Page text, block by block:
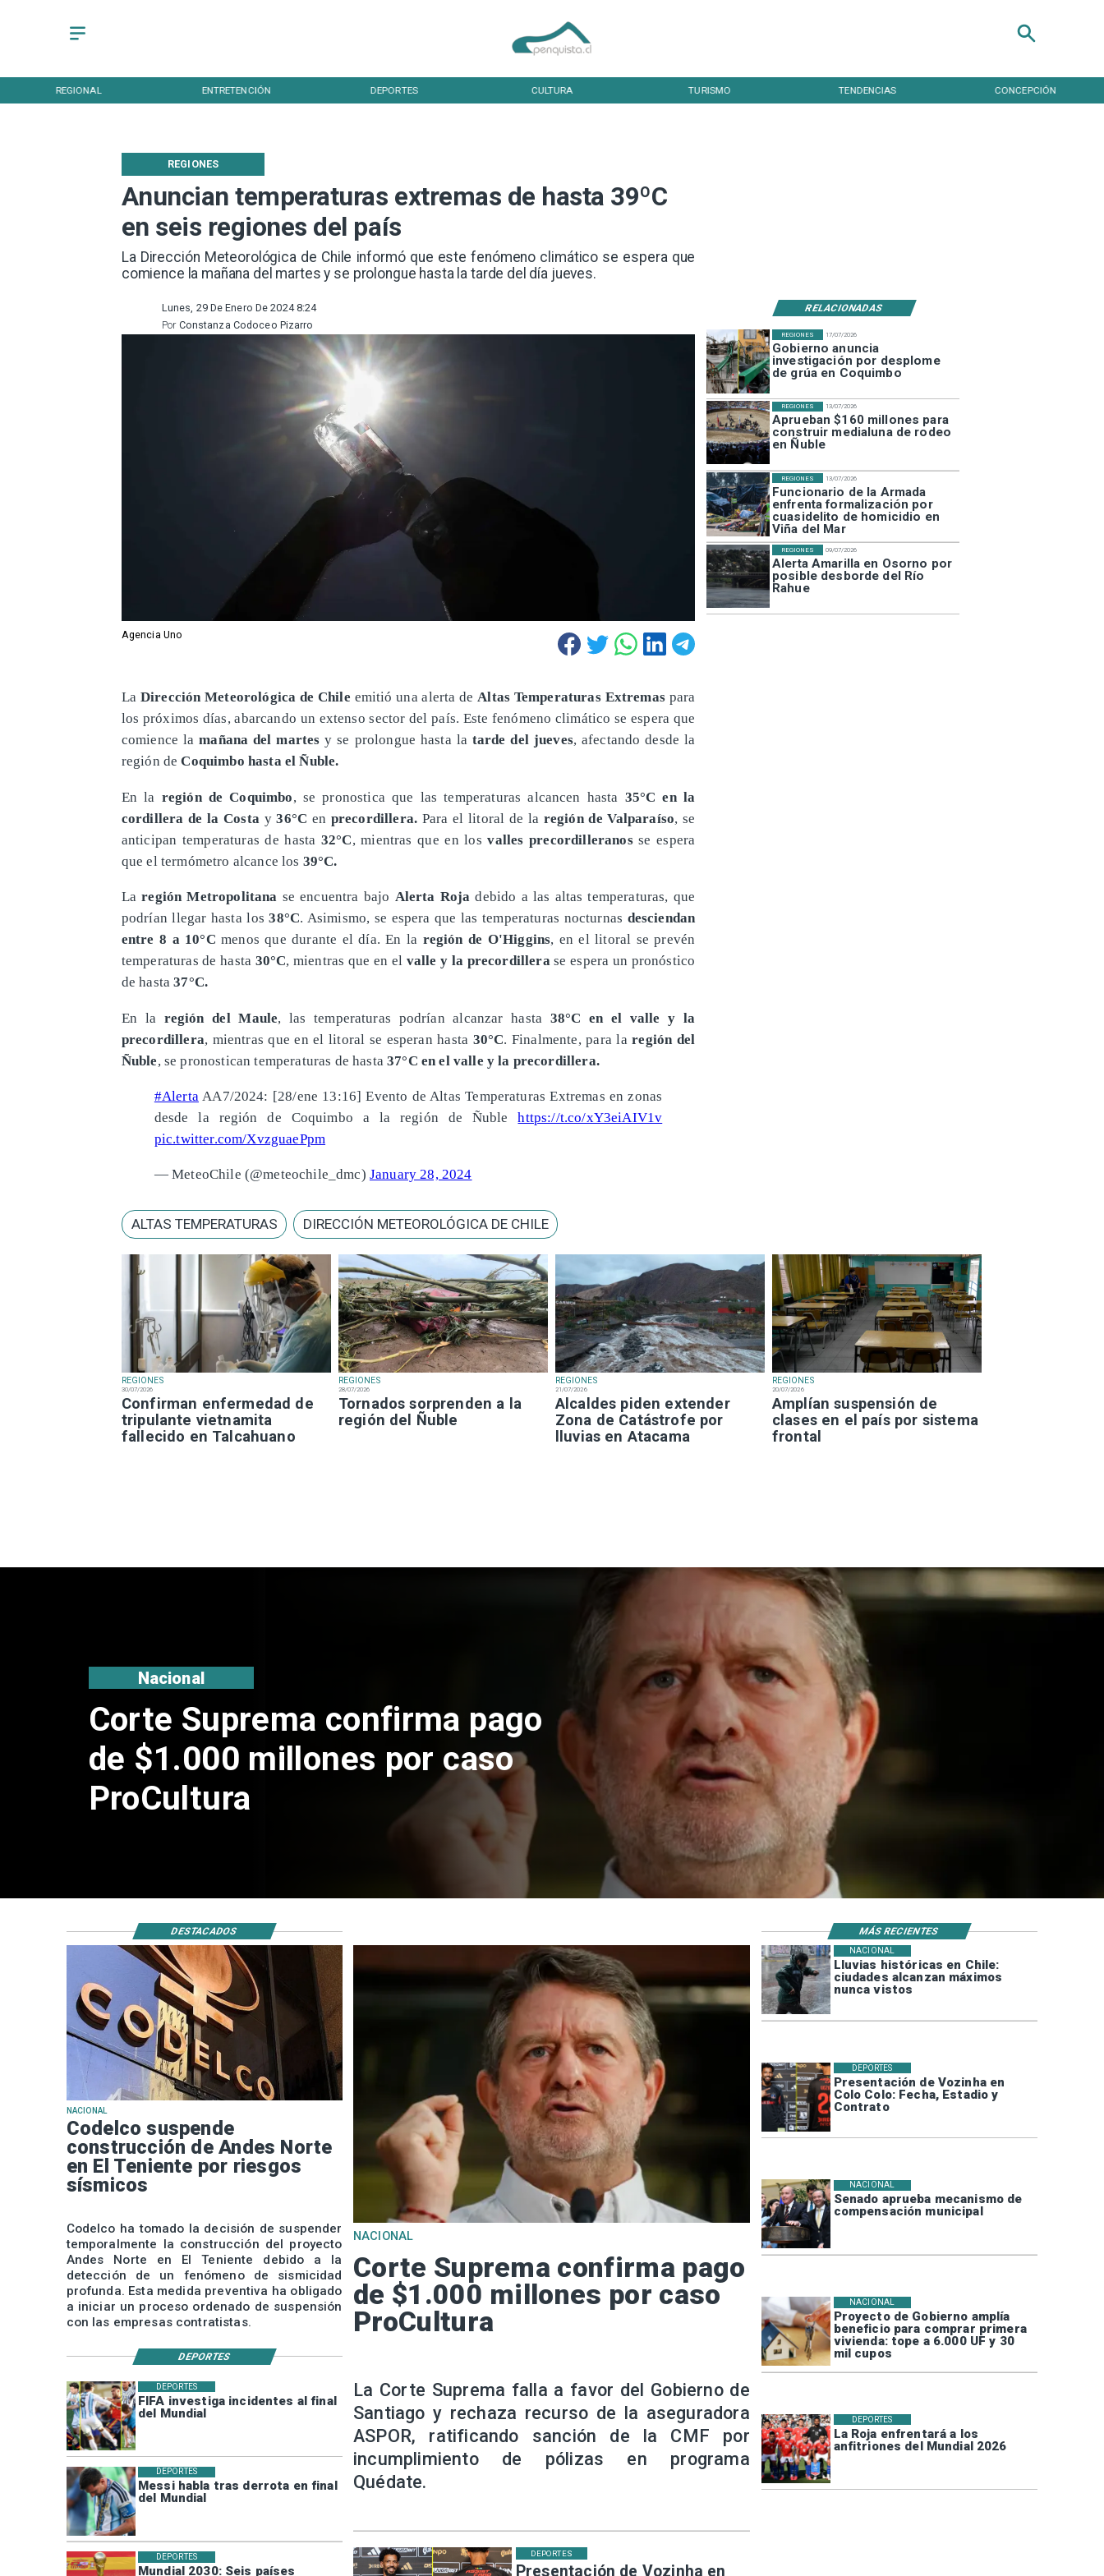
REGIONAL ENTRETENCIÓN DEPORTES CULTURA TURISMO TENDENCIAS CONCEPCIÓN
Anuncian temperaturas extremas de hasta 39ºC
en seis regiones del país
La Dirección Meteorológica de Chile informó que este fenómeno climático se espera que
comience la mañana del martes y se prolongue hasta la tarde del día jueves.
REGIONES
RELACIONADAS
Lunes, 29 De Enero De 2024 8:24
Constanza Codoceo Pizarro
Por
Agencia Uno
REGIONES
30/07/2026
Confirman enfermedad de
tripulante vietnamita
fallecido en Talcahuano
REGIONES
28/07/2026
Tornados sorprenden a la
región del Ñuble
REGIONES
21/07/2026
Alcaldes piden extender
Zona de Catástrofe por
lluvias en Atacama
REGIONES
20/07/2026
Amplían suspensión de
clases en el país por sistema
frontal
17/07/2026
Gobierno anuncia
investigación por desplome
de grúa en Coquimbo
REGIONES
13/07/2026
Aprueban $160 millones para
construir medialuna de rodeo
en Ñuble
REGIONES
13/07/2026
Funcionario de la Armada
enfrenta formalización por
cuasidelito de homicidio en
Viña del Mar
REGIONES
09/07/2026
Alerta Amarilla en Osorno por
posible desborde del Río
Rahue
REGIONES
La Dirección Meteorológica de Chile emitió una alerta deAltas Temperaturas Extremaspara
los próximos días, abarcando un extenso sector del país. Este fenómeno climático se espera que
comience lamañana del martes y se prolongue hasta la tarde del jueves, afectando desde la
región de Coquimbo hasta el Ñuble.
​En la región de Coquimbo, se pronostica que las temperaturas alcancen hasta 35°C en la
cordillera de la Costa y36°C en precordillera. Para el litoral de la región de Valparaíso, se
anticipan temperaturas de hasta 32°C, mientras que en losvalles precordilleranosse espera
que el termómetro alcance los 39°C.
​La región Metropolitana se encuentra bajo Alerta Roja debido a las altas temperaturas, que
podrían llegar hasta los38°C. Asimismo, se espera que las temperaturas nocturnas desciendan
entre 8 a 10°C menos que durante el día. En la región de O'Higgins, en el litoral se prevén
temperaturas de hasta 30°C, mientras que en el valle y la precordillerase espera un pronóstico
de hasta37°C.
​En la región del Maule, las temperaturas podrían alcanzar hasta 38°C en el valle y la
precordillera, mientras que en el litoral se esperan hasta 30°C. Finalmente, para laregión del
Ñuble, se pronostican temperaturas de hasta37°C en el valle y la precordillera.
#Alerta AA7/2024: [28/ene 13:16] Evento de Altas Temperaturas Extremas en zonas
desde la región de Coquimbo a la región de Ñublehttps://t.co/xY3eiAIV1v
pic.twitter.com/XvzguaePpm
— MeteoChile (@meteochile_dmc) January 28, 2024
ALTAS TEMPERATURAS DIRECCIÓN METEOROLÓGICA DE CHILE
Codelco suspende construcción
de Andes Norte en El Teniente
por riesgos sísmicos
Nacional
Lluvias históricas en Chile:
ciudades alcanzan máximos
nunca vistos
NACIONAL
Presentación de Vozinha en
Colo Colo: Fecha, Estadio y
Contrato
DEPORTES
Senado aprueba mecanismo de
compensación municipal
NACIONAL
Proyecto de Gobierno amplía
beneficio para comprar primera
vivienda: tope a 6.000 UF y 30
mil cupos
NACIONAL
La Roja enfrentará a los
anfitriones del Mundial 2026
DEPORTES
FIFA investiga incidentes al final
del Mundial
DEPORTES
Messi habla tras derrota en final
del Mundial
DEPORTES
Mundial 2030: Seis países
DEPORTES
Presentación de Vozinha en
DEPORTES
NACIONAL
Codelco suspende
construcción de Andes Norte
en El Teniente por riesgos
sísmicos
Codelco ha tomado la decisión de suspender
temporalmente la construcción del proyecto
Andes Norte en El Teniente debido a la
detección de un fenómeno de sismicidad
profunda. Esta medida preventiva ha obligado
a iniciar un proceso ordenado de suspensión
con las empresas contratistas.
NACIONAL
Corte Suprema confirma pago
de $1.000 millones por caso
ProCultura
La Corte Suprema falla a favor del Gobierno de
Santiago y rechaza recurso de la aseguradora
ASPOR, ratificando sanción de la CMF por
incumplimiento de pólizas en programa
Quédate.
DESTACADOS MÁS RECIENTES
DEPORTES